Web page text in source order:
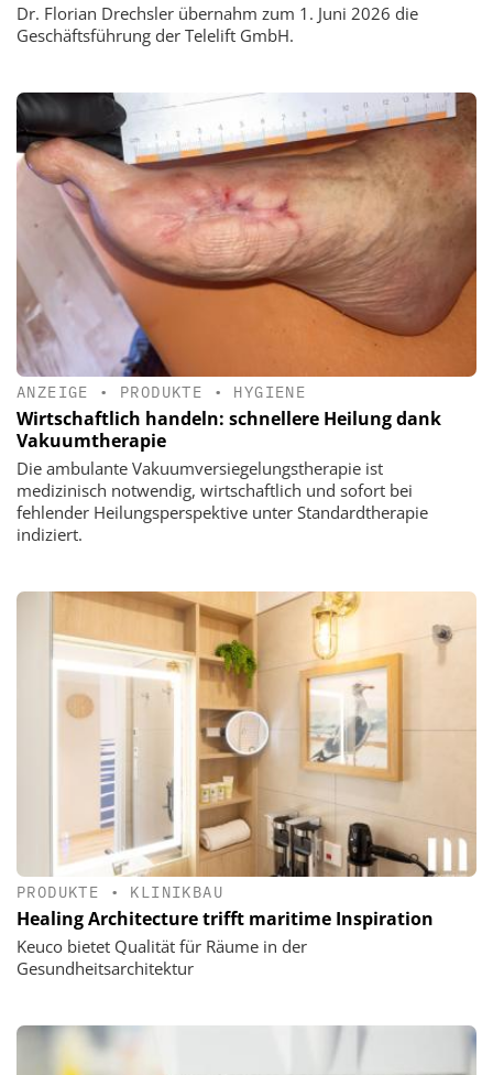
Dr. Florian Drechsler übernahm zum 1. Juni 2026 die
Geschäftsführung der Telelift GmbH.
ANZEIGE • PRODUKTE • HYGIENE
Wirtschaftlich handeln: schnellere Heilung dank
Vakuumtherapie
Die ambulante Vakuumversiegelungstherapie ist
medizinisch notwendig, wirtschaftlich und sofort bei
fehlender Heilungsperspektive unter Standardtherapie
indiziert.
PRODUKTE • KLINIKBAU
Healing Architecture trifft maritime Inspiration
Keuco bietet Qualität für Räume in der
Gesundheitsarchitektur